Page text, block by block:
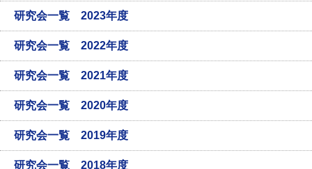
研究会一覧 2023年度
研究会一覧 2022年度
研究会一覧 2021年度
研究会一覧 2020年度
研究会一覧 2019年度
研究会一覧 2018年度